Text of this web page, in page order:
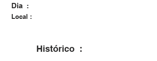
Local :
Histórico :
Dia :